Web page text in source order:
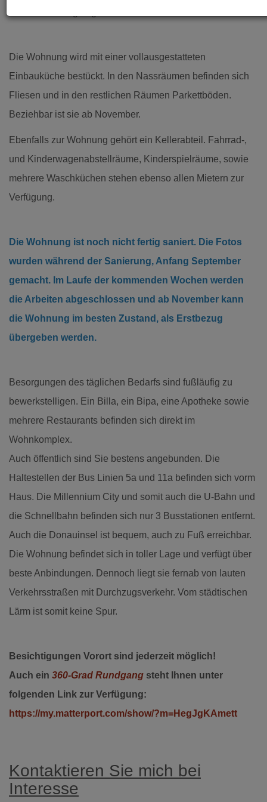
Die Wohnung wird mit einer vollausgestatteten
Einbauküche bestückt. In den Nassräumen befinden sich
Fliesen und in den restlichen Räumen Parkettböden.
Beziehbar ist sie ab November.
Ebenfalls zur Wohnung gehört ein Kellerabteil. Fahrrad-,
und Kinderwagenabstellräume, Kinderspielräume, sowie
mehrere Waschküchen stehen ebenso allen Mietern zur
Verfügung.
Die Wohnung ist noch nicht fertig saniert. Die Fotos
wurden während der Sanierung, Anfang September
gemacht. Im Laufe der kommenden Wochen werden
die Arbeiten abgeschlossen und ab November kann
die Wohnung im besten Zustand, als Erstbezug
übergeben werden.
Besorgungen des täglichen Bedarfs sind fußläufig zu
bewerkstelligen. Ein Billa, ein Bipa, eine Apotheke sowie
mehrere Restaurants befinden sich direkt im
Wohnkomplex.
Auch öffentlich sind Sie bestens angebunden. Die
Haltestellen der Bus Linien 5a und 11a befinden sich vorm
Haus. Die Millennium City und somit auch die U-Bahn und
die Schnellbahn befinden sich nur 3 Busstationen entfernt.
Auch die Donauinsel ist bequem, auch zu Fuß erreichbar.
Die Wohnung befindet sich in toller Lage und verfügt über
beste Anbindungen. Dennoch liegt sie fernab von lauten
Verkehrsstraßen mit Durchzugsverkehr. Vom städtischen
Lärm ist somit keine Spur.
Besichtigungen Vorort sind jederzeit möglich!
Auch ein 360-Grad Rundgang steht Ihnen unter
folgenden Link zur Verfügung:
https://my.matterport.com/show/?m=HegJgKAmett
Kontaktieren Sie mich bei
Interesse